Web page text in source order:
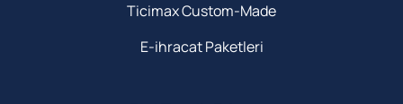
Ticimax Custom-Made
E-ihracat Paketleri